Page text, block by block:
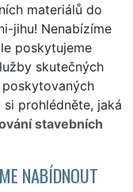
materiálů do
jihu! Nenabízíme
poskytujeme
skutečných
poskytovaných
prohlédněte, jaká
stavebních
NABÍDNOUT